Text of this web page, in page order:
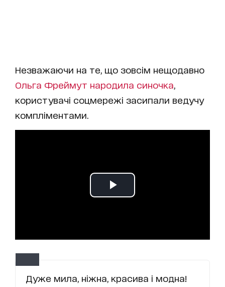
Незважаючи на те, що зовсім нещодавно
Ольга Фреймут народила синочка
користувачі соцмережі засипали ведучу
компліментами.
Дуже мила, ніжна, красива і модна!